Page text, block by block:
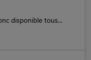
disponible tous...